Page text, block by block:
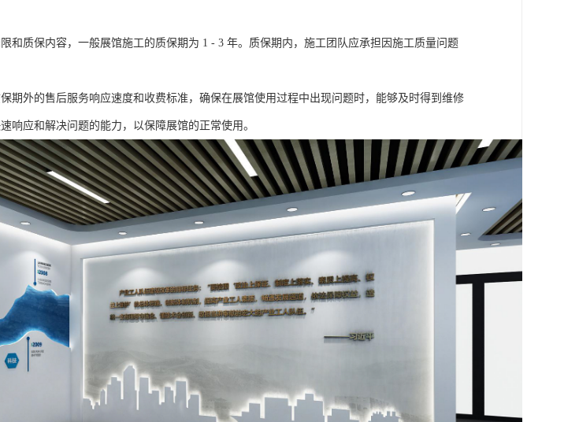
和质保内容，一般展馆施工的质保期为 1 - 3 年。质保期内，施工团队应承担因施工质量问题
期外的售后服务响应速度和收费标准，确保在展馆使用过程中出现问题时，能够及时得到维修
响应和解决问题的能力，以保障展馆的正常使用。